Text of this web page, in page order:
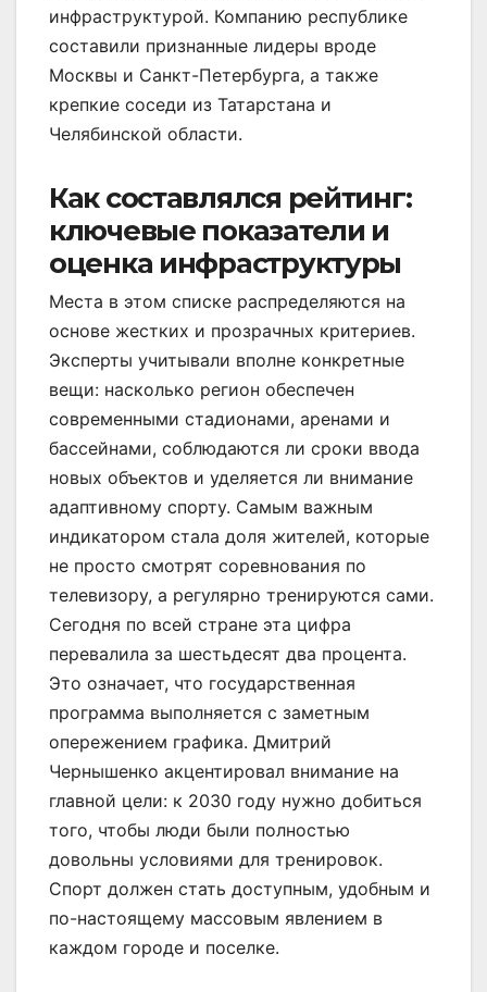
инфраструктурой. Компанию республике
составили признанные лидеры вроде
Москвы и Санкт-Петербурга, а также
крепкие соседи из Татарстана и
Челябинской области.
Как составлялся рейтинг:
ключевые показатели и
оценка инфраструктуры
Места в этом списке распределяются на
основе жестких и прозрачных критериев.
Эксперты учитывали вполне конкретные
вещи: насколько регион обеспечен
современными стадионами, аренами и
бассейнами, соблюдаются ли сроки ввода
новых объектов и уделяется ли внимание
адаптивному спорту. Самым важным
индикатором стала доля жителей, которые
не просто смотрят соревнования по
телевизору, а регулярно тренируются сами.
Сегодня по всей стране эта цифра
перевалила за шестьдесят два процента.
Это означает, что государственная
программа выполняется с заметным
опережением графика. Дмитрий
Чернышенко акцентировал внимание на
главной цели: к 2030 году нужно добиться
того, чтобы люди были полностью
довольны условиями для тренировок.
Спорт должен стать доступным, удобным и
по-настоящему массовым явлением в
каждом городе и поселке.